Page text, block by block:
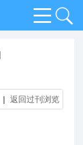
| 返回过刊浏览